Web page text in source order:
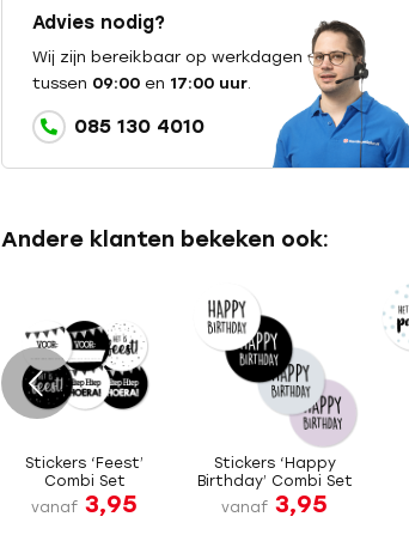
Advies nodig?
Wij zijn bereikbaar op werkdagen
tussen 09:00en 17:00 uur.
085 130 4010
Andere klanten bekeken ook:
Stickers ‘Feest’
Combi Set
vanaf 3,95
Stickers ‘Happy
Birthday’ Combi Set
vanaf 3,95